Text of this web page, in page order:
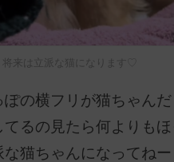
将来は立派な猫になります♡
の横フリが猫ちゃん
るの見たら何よりもほ
猫ちゃんになってね